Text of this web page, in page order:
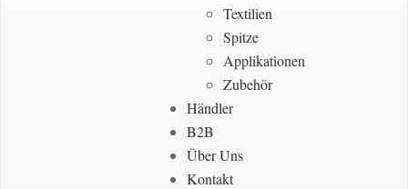
Textilien
Spitze
Applikationen
Zubehör
Händler
B2B
Über Uns
Kontakt